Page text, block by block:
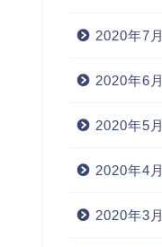
2020年7月
2020年6月
2020年5月
2020年4月
2020年3月